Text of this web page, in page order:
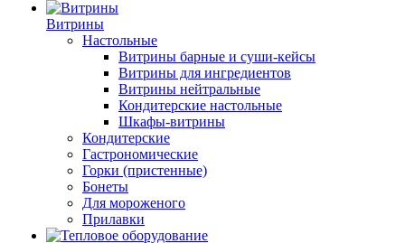
Витрины
Настольные
Витрины барные и суши-кейсы
Витрины для ингредиентов
Витрины нейтральные
Кондитерские настольные
Шкафы-витрины
Кондитерские
Гастрономические
Горки (пристенные)
Бонеты
Для мороженого
Прилавки